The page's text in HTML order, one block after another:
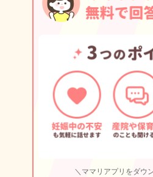
＼ママリアプリをダウ